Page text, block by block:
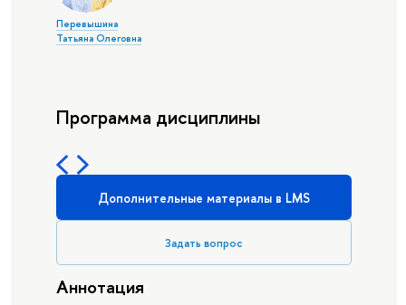
Перевышина
Татьяна Олеговна
Программа дисциплины
Дополнительные материалы в LMS
Задать вопрос
Аннотация